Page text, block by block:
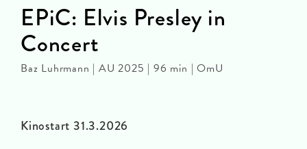
Kinostart 31.3.2026
EPiC: Elvis Presley in
Concert
Baz Luhrmann | AU 2025 | 96 min | OmU